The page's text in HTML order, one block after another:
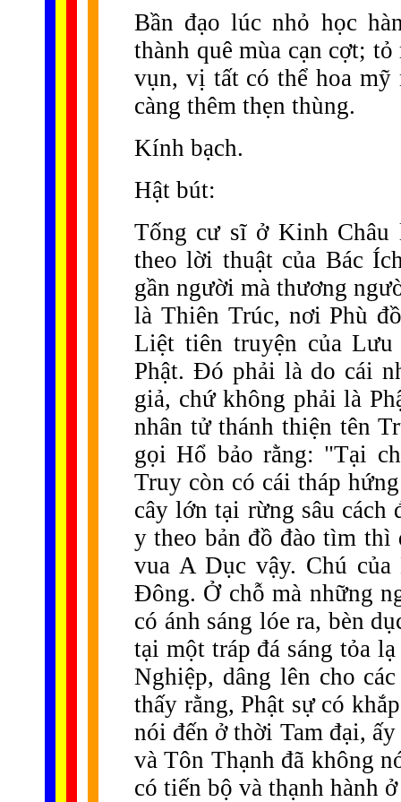
Bần đạo lúc nhỏ học
thành quê mùa cạn cợt;
vụn, vị tất có thể hoa mỹ
càng thêm thẹn thùng.
Kính bạch.
Hật bút:
Tống cư sĩ ở Kinh Châu
theo lời thuật của Bác
gần người mà thương
là Thiên Trúc, nơi Phù
Liệt tiên truyện của
Phật. Đó phải là do cái
giả, chứ không phải là
nhân tử thánh thiện tên
gọi Hổ bảo rằng: "Tại
Truy còn có cái tháp
cây lớn tại rừng sâu
y theo bản đồ đào tìm
vua A Dục vậy. Chú
Đông. Ở chỗ mà những
có ánh sáng lóe ra, bèn
tại một tráp đá sáng tỏa
Nghiệp, dâng lên cho
thấy rằng, Phật sự có
nói đến ở thời Tam đại,
và Tôn Thạnh đã không
có tiến bộ và thạnh hành